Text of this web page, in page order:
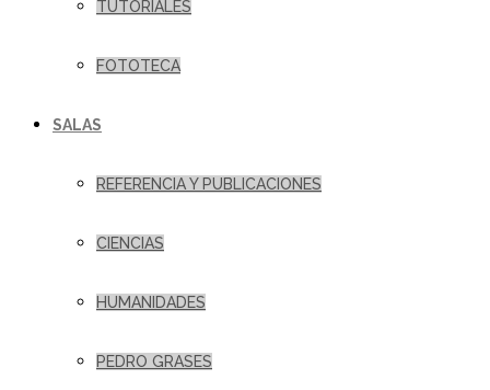
TUTORIALES
FOTOTECA
SALAS
REFERENCIA Y PUBLICACIONES
CIENCIAS
HUMANIDADES
PEDRO GRASES